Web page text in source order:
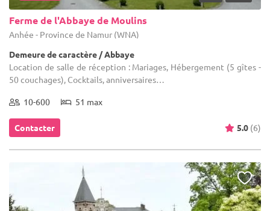
Ferme de l'Abbaye de Moulins
Anhée - Province de Namur (WNA)
Demeure de caractère / Abbaye
Location de salle de réception : Mariages, Hébergement (5 gîtes -
50 couchages), Cocktails, anniversaires…
10-600 51 max
Contacter 5.0 (6)